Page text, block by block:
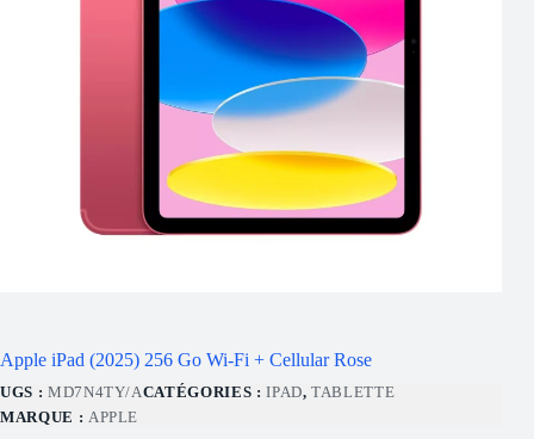
Apple iPad (2025) 256 Go Wi-Fi + Cellular Rose
UGS : MD7N4TY/ACATÉGORIES :IPAD,TABLETTE
MARQUE : APPLE